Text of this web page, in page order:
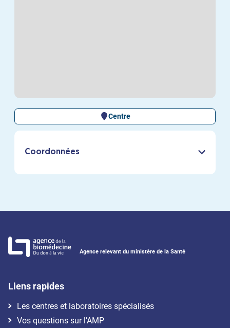
Centre
Coordonnées
Agence relevant du ministère de la Santé
Liens rapides
Les centres et laboratoires spécialisés
Vos questions sur l’AMP